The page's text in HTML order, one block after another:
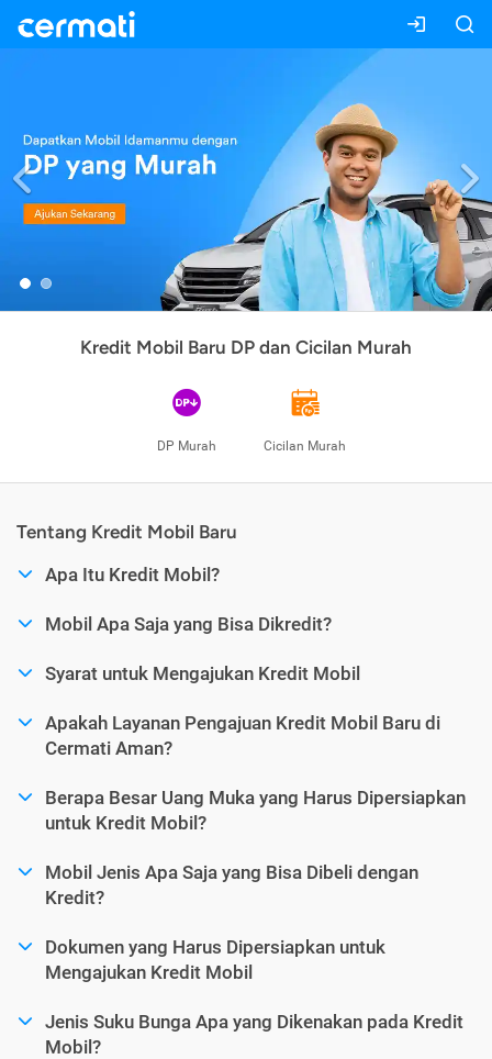
Previous
Kredit Mobil Baru DP dan Cicilan Murah
DP Murah Cicilan Murah
Tentang Kredit Mobil Baru
Apa Itu Kredit Mobil?
Mobil Apa Saja yang Bisa Dikredit?
Syarat untuk Mengajukan Kredit Mobil
Apakah Layanan Pengajuan Kredit Mobil Baru di
Cermati Aman?
Berapa Besar Uang Muka yang Harus Dipersiapkan
untuk Kredit Mobil?
Mobil Jenis Apa Saja yang Bisa Dibeli dengan
Kredit?
Dokumen yang Harus Dipersiapkan untuk
Mengajukan Kredit Mobil
Jenis Suku Bunga Apa yang Dikenakan pada Kredit
Mobil?